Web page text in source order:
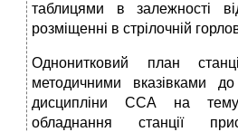
таблицями в залежності
розміщенні в стрілочній
Однонитковий план
методичними вказівками
дисципліни ССА на тему
обладнання станції